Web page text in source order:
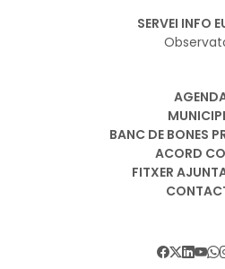
SERVEI INFO
BANC DE BONES
ACORD
FITXER